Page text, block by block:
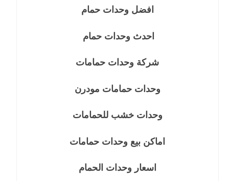
افضل وحدات حمام
احدث وحدات حمام
شركة وحدات حمامات
وحدات حمامات مودرن
وحدات خشب للحمامات
اماكن بيع وحدات حمامات
اسعار وحدات الحمام